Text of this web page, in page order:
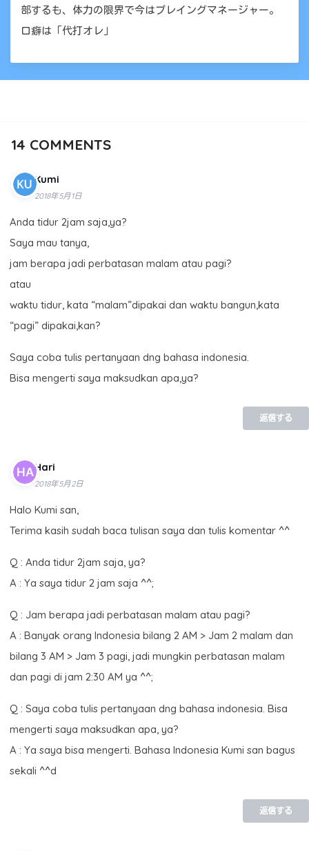
部するも、体力の限界で今はプレイングマネージャー。
口癖は「代打オレ」
14 COMMENTS
Kumi
2018年5月1日
Anda tidur 2jam saja,ya?
Saya mau tanya,
jam berapa jadi perbatasan malam atau pagi?
atau
waktu tidur, kata “malam”dipakai dan waktu bangun,kata
“pagi” dipakai,kan?
Saya coba tulis pertanyaan dng bahasa indonesia.
Bisa mengerti saya maksudkan apa,ya?
返信する
Hari
2018年5月2日
Halo Kumi san,
Terima kasih sudah baca tulisan saya dan tulis komentar ^^
Q : Anda tidur 2jam saja, ya?
A : Ya saya tidur 2 jam saja ^^;
Q : Jam berapa jadi perbatasan malam atau pagi?
A : Banyak orang Indonesia bilang 2 AM > Jam 2 malam dan
bilang 3 AM > Jam 3 pagi, jadi mungkin perbatasan malam
dan pagi di jam 2:30 AM ya ^^;
Q : Saya coba tulis pertanyaan dng bahasa indonesia. Bisa
mengerti saya maksudkan apa, ya?
A : Ya saya bisa mengerti. Bahasa Indonesia Kumi san bagus
sekali ^^d
返信する